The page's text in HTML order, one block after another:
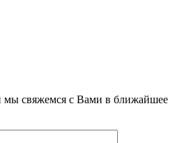
мы свяжемся с Вами в ближайшее